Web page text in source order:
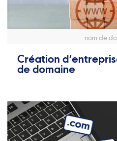
nom de
Création
de domaine